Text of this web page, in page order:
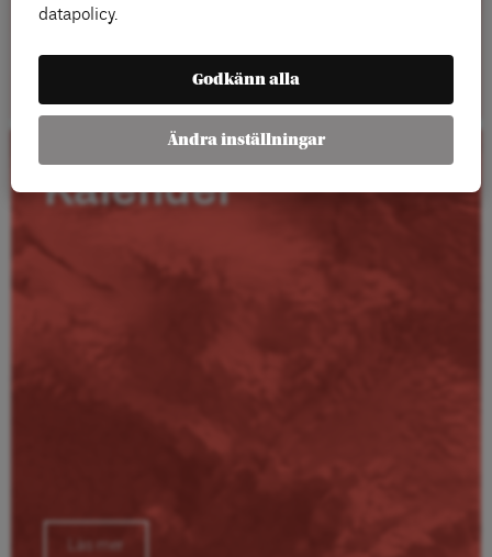
Kalender
Läs mer
datapolicy.
Godkänn alla
Ändra inställningar